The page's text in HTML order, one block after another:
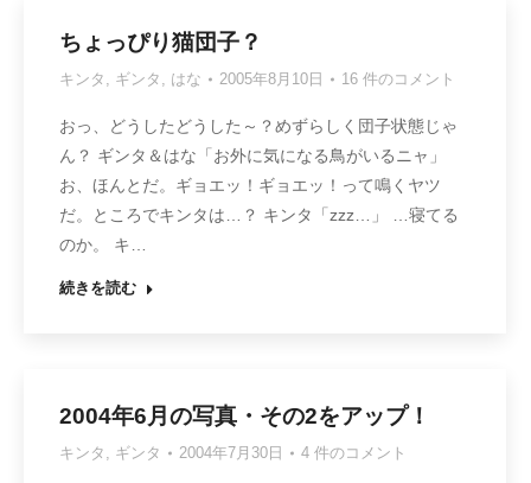
ちょっぴり猫団子？
キンタ , ギンタ , はな 2005年8月10日 16 件のコメント
おっ、どうしたどうした～？めずらしく団子状態じゃ
ん？ ギンタ＆はな「お外に気になる鳥がいるニャ」
お、ほんとだ。ギョエッ！ギョエッ！って鳴くヤツ
だ。ところでキンタは…？ キンタ「zzz…」 …寝てる
のか。 キ…
続きを読む
2004年6月の写真・その2をアップ！
キンタ , ギンタ 2004年7月30日 4 件のコメント